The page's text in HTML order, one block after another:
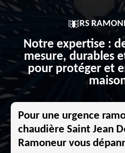
RS
Notre expertise :
mesure, durables
pour protéger et
Pour une urgence
chaudière Saint Jean
Ramoneur vous